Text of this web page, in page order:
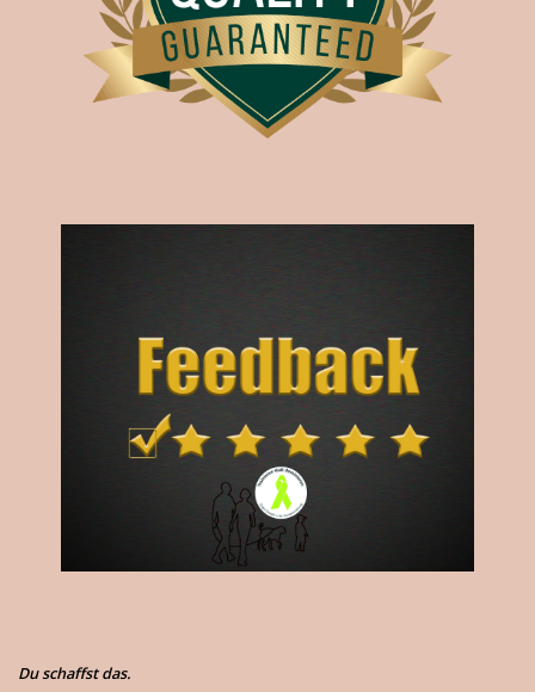
Du schaffst das.